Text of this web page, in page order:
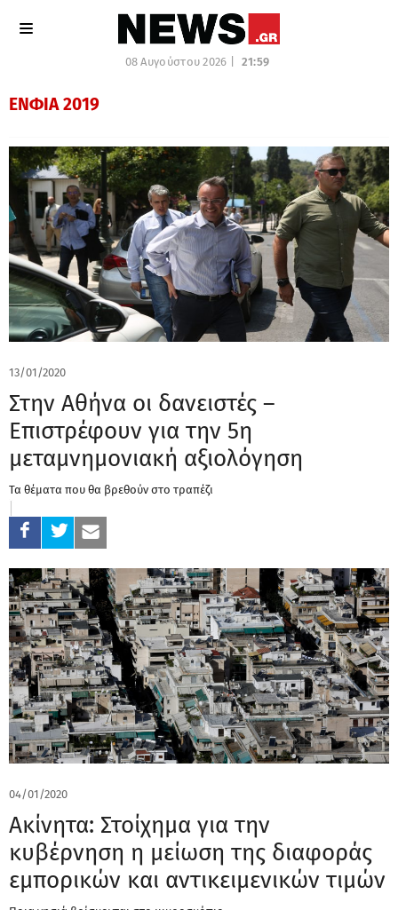
08 Αυγούστου 2026 | 21:59
ΕΝΦΙΑ 2019
13/01/2020
Στην Αθήνα οι δανειστές –
Επιστρέφουν για την 5η
μεταμνημονιακή αξιολόγηση
Τα θέματα που θα βρεθούν στο τραπέζι
04/01/2020
Ακίνητα: Στοίχημα για την
κυβέρνηση η μείωση της διαφοράς
εμπορικών και αντικειμενικών τιμών